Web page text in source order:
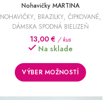
Nohavičky MARTINA
NOHAVIČKY, BRAZILKY, ČIPKOVANÉ,
DÁMSKA SPODNÁ BIELIZEŇ
13,00 € / kus
Na sklade
VÝBER MOŽNOSTÍ